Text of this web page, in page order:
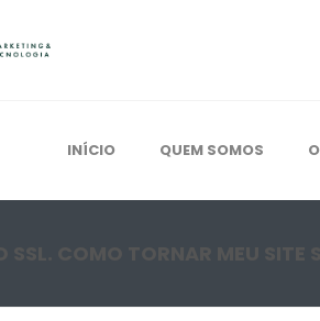
INÍCIO QUEM SOMOS